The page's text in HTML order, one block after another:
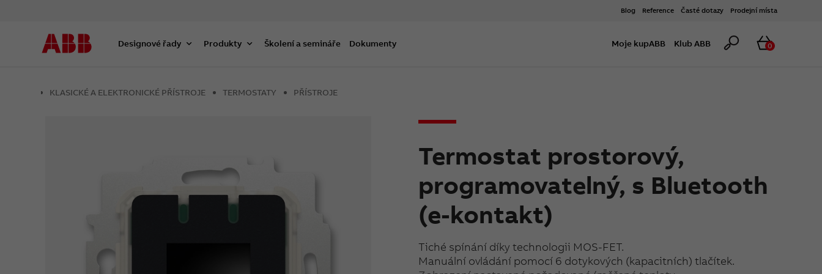
Blog Reference Časté dotazy Prodejní místa
Designové řady Produkty Školení a semináře Dokumenty Moje kupABB Klub ABB Hledat
0
KLASICKÉ A ELEKTRONICKÉ PŘÍSTROJE TERMOSTATY PŘÍSTROJE
Termostat prostorový,
programovatelný, s Bluetooth
(e-kontakt)
Tiché spínání díky technologii MOS-FET.
Manuální ovládání pomocí 6 dotykových (kapacitních) tlačítek.